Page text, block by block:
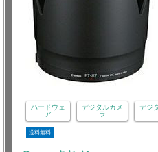
ハードウェ
ア
デジタルカメ
ラ
デジ
送料無料